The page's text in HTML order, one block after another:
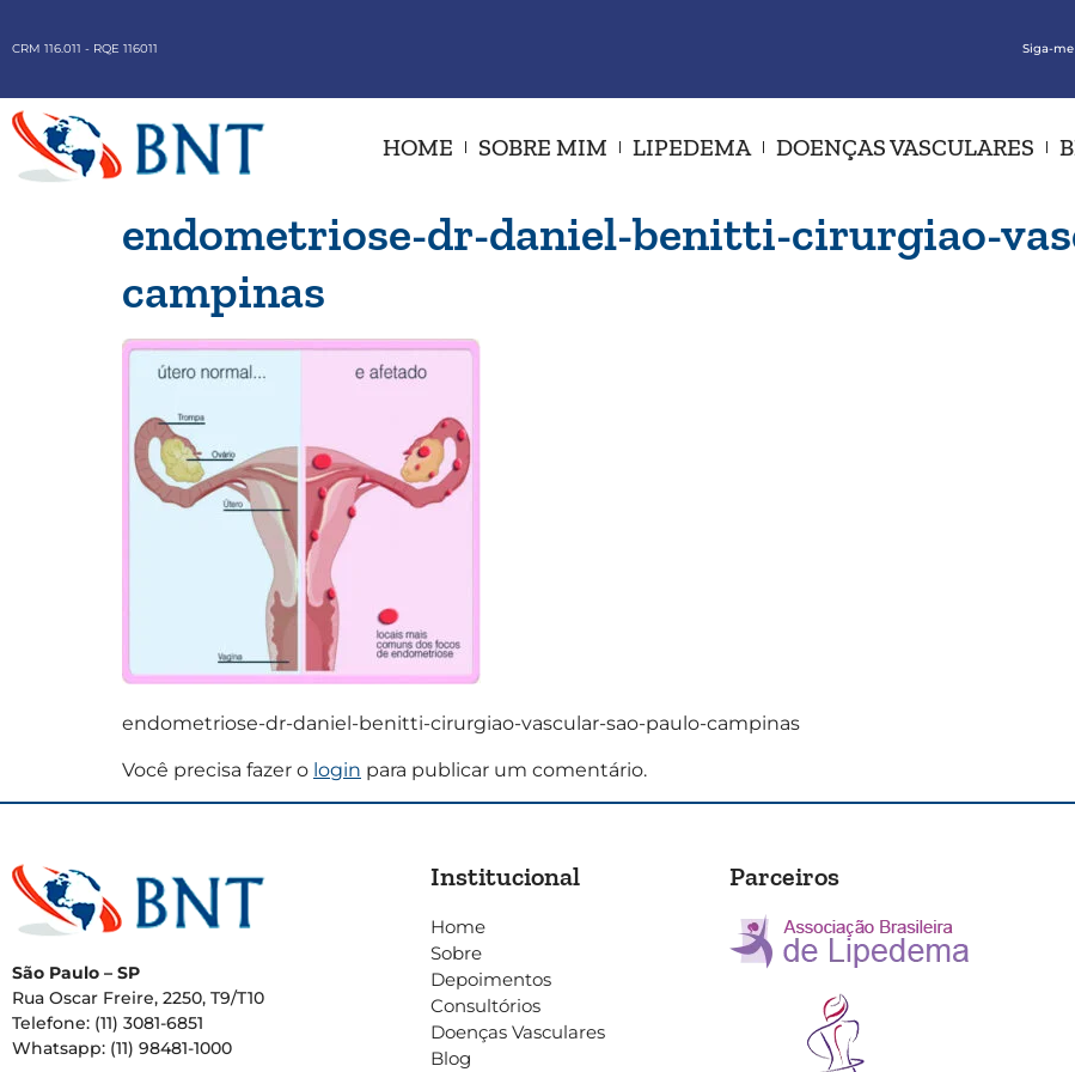
CRM 116.011 - RQE 116011 Siga-
HOME SOBRE MIM LIPEDEMA DOENÇAS VASCULARES
endometriose-dr-daniel-benitti-cirurgiao-
campinas
endometriose-dr-daniel-benitti-cirurgiao-vascular-sao-paulo-campinas
Você precisa fazer o login para publicar um comentário.
São Paulo – SP
Rua Oscar Freire, 2250, T9/T10
Telefone: (11) 3081-6851
Whatsapp: (11) 98481-1000
Institucional
Home
Sobre
Depoimentos
Consultórios
Doenças Vasculares
Blog
Parceiros